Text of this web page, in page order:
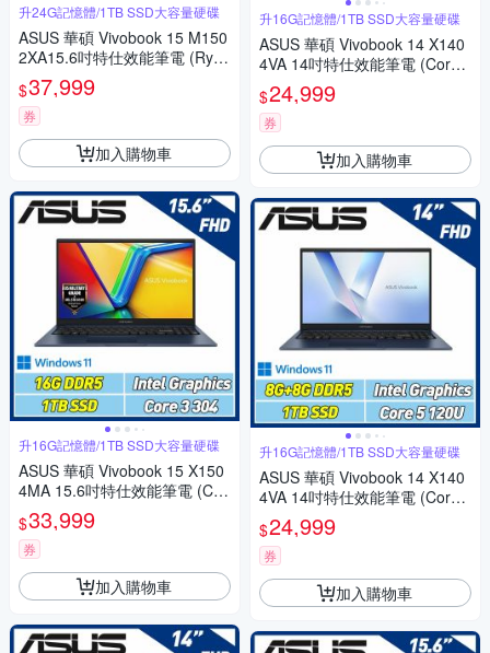
升24G記憶體/1TB SSD大容量硬碟
ASUS 華碩 Vivobook 15 M150
2XA15.6吋特仕效能筆電 (Ryze
n7 7840HS/8G+16G/1TB SS
D/午夜藍)
$37,999
券
加入購物車
升16G記憶體/1TB SSD大容量硬碟
ASUS 華碩 Vivobook 15 X150
4MA 15.6吋特仕效能筆電 (Cor
e 3 304/16G/1TB SSD/午夜藍)
$33,999
券
加入購物車
升16G記憶體/1TB SSD大容量硬碟
ASUS 華碩 Vivobook 14 X140
4VA 14吋特仕效能筆電 (Core5
120U/8G+8G/1TB SSD/幻彩
白)
$24,999
券
加入購物車
升16G記憶體/1TB SSD大容量硬碟
ASUS 華碩 Vivobook 14 X140
4VA 14吋特仕效能筆電 (Core5
120U/8G+8G/1TB SSD/午夜
藍)
$24,999
券
加入購物車